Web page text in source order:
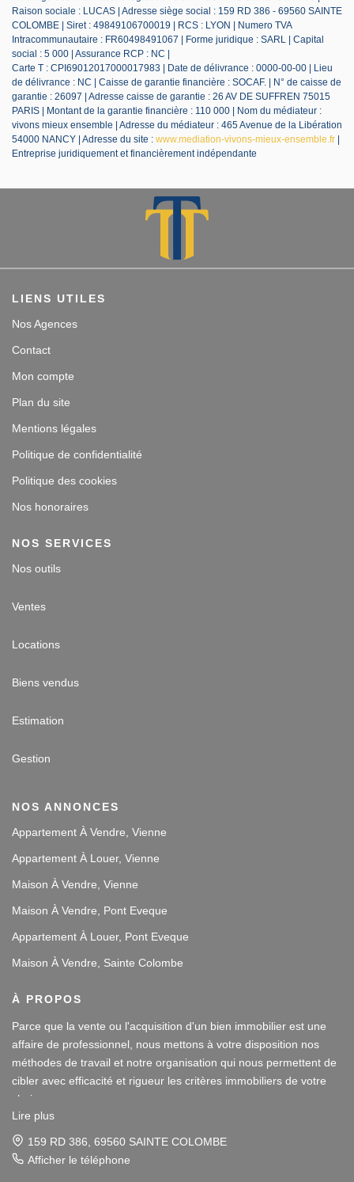
Raison sociale : LUCAS | Adresse siège social : 159 RD 386 - 69560 SAINTE
COLOMBE | Siret : 49849106700019 | RCS : LYON | Numero TVA
Intracommunautaire : FR60498491067 | Forme juridique : SARL | Capital
social : 5 000 | Assurance RCP : NC |
Carte T : CPI69012017000017983 | Date de délivrance : 0000-00-00 | Lieu
de délivrance : NC | Caisse de garantie financière : SOCAF. | N° de caisse de
garantie : 26097 | Adresse caisse de garantie : 26 AV DE SUFFREN 75015
PARIS | Montant de la garantie financière : 110 000 | Nom du médiateur :
vivons mieux ensemble | Adresse du médiateur : 465 Avenue de la Libération
54000 NANCY | Adresse du site : www.mediation-vivons-mieux-ensemble.fr
Entreprise juridiquement et financièrement indépendante
LIENS UTILES
Nos Agences
Contact
Mon compte
Plan du site
Mentions légales
Politique de confidentialité
Politique des cookies
Nos honoraires
NOS SERVICES
Nos outils
Ventes
Locations
Biens vendus
Estimation
Gestion
NOS ANNONCES
Appartement À Vendre, Vienne
Appartement À Louer, Vienne
Maison À Vendre, Vienne
Maison À Vendre, Pont Eveque
Appartement À Louer, Pont Eveque
Maison À Vendre, Sainte Colombe
À PROPOS
Parce que la vente ou l'acquisition d'un bien immobilier est une
affaire de professionnel, nous mettons à votre disposition nos
méthodes de travail et notre organisation qui nous permettent de
cibler avec efficacité et rigueur les critères immobiliers de votre
choix.
Notre disponibilité et notre écoute au sein de nos agences
immobilières à Vienne et Sainte Colombe les Vienne, au Sud de
Lire plus
159 RD 386, 69560 SAINTE COLOMBE
Afficher le téléphone